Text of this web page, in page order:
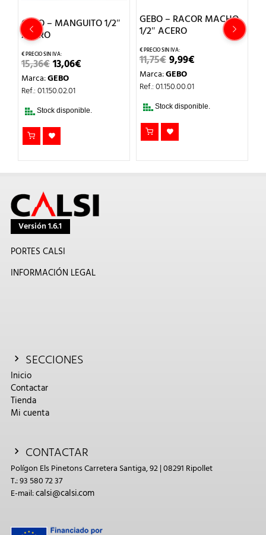
GEBO – MANGUITO 1/2″
ACERO
15,36€EL
PRECIO
ORIGINAL
ERA:
13,06€
Marca:GEBO
Ref.: 01.150.02.01
Stock disponible.
GEBO – RACOR MACHO
1/2″ ACERO
11,75€EL
PRECIO
ORIGINAL
ERA:
9,99€
Marca:GEBO
Ref.: 01.150.00.01
Stock disponible.
Versión 1.6.1
PORTES CALSI
INFORMACIÓN LEGAL
SECCIONES
Inicio
Contactar
Tienda
Mi cuenta
CONTACTAR
Polígon Els Pinetons Carretera Santiga, 92 | 08291 Ripollet
T.: 93 580 72 37
E-mail:calsi@calsi.com